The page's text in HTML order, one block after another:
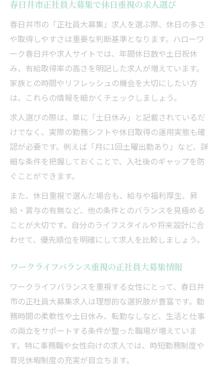
春日井市正社員大募集で休日重視の求人選び
春日井市の「正社員大募集」求人を選ぶ際、休日の多さ
や取得しやすさは重要な判断基準となります。ハローワ
ーク春日井や求人サイトでは、年間休日数や土日祝休
み、有給取得率の高さを明記した求人が増えています。
家族との時間やリフレッシュの機会を大切にしたい方
は、これらの情報を細かくチェックしましょう。
求人選びの際は、単に「土日休み」と記載されているだ
けでなく、実際の勤務シフトや休日取得の運用実態も確
認が必要です。例えば「月に1回土曜出勤あり」など、詳
細な条件を把握しておくことで、入社後のギャップを防
ぐことができます。
また、休日重視で選んだ場合も、給与や福利厚生、昇
給・賞与の有無など、他の条件とのバランスを見極める
ことが大切です。自分のライフスタイルや将来設計に合
わせて、優先順位を明確にして求人を比較しましょう。
ワークライフバランス重視の正社員大募集情報
ワークライフバランスを重視する女性にとって、春日井
市の正社員大募集求人は理想的な選択肢が豊富です。勤
務時間の柔軟性や土日休み、転勤なしなど、生活と仕事
の両立をサポートする条件が整った職場が増えていま
す。特に事務職や女性向けの求人では、時短勤務制度や
育児休暇制度の充実が目立ちます。